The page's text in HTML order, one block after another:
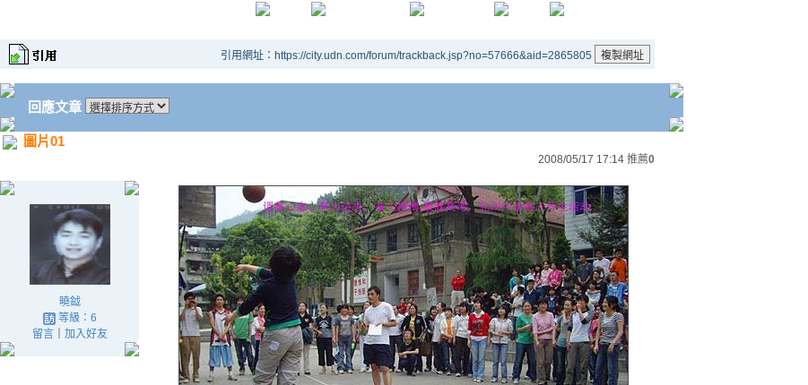
引用網址：https://city.udn.com/forum/trackback.jsp?no=57666&aid=2865805
回應文章
圖片01
2008/05/17 17:14 推薦0
曉鉞
等級：6
留言｜ 加入好友